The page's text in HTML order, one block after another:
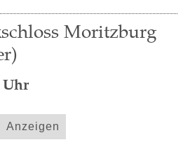
Moritzburg
Uhr
Anzeigen